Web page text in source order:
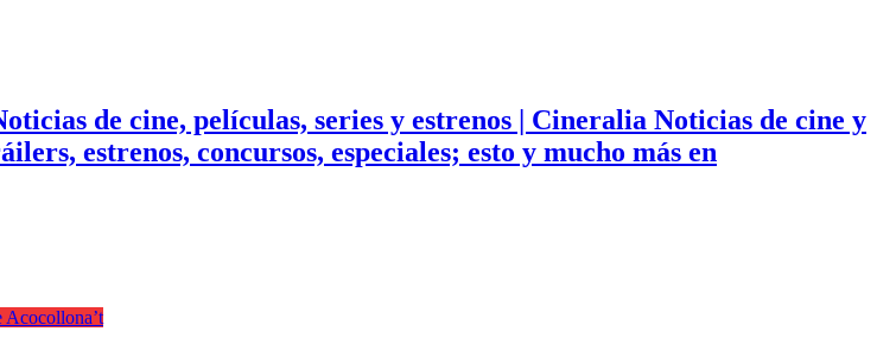
de cine, películas, series y estrenos | Cineralia Noticias de cine y
estrenos, concursos, especiales; esto y mucho más en